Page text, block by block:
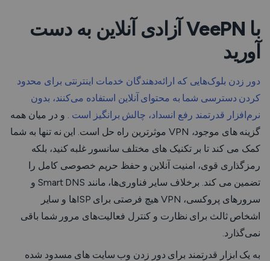
با VeePN آزادی آنلاین به دست
آورید
دور زدن بلوک‌هایی که ارائه‌دهندگان خدمات اینترنتی برای محدود
کردن دسترسی شما به محتوای آنلاین استفاده می‌کنند، بدون
نرم‌افزار قدرتمند رفع انسداد، چالش برانگیز است . و در میان همه
گزینه های موجود، VPN موثرترین راه حل است. این نه تنها به شما
کمک می کند تا بر تکنیک های مختلف سانسور غلبه کنید، بلکه
رمزگذاری قوی، امنیت آنلاین و حفظ حریم خصوصی کامل را
تضمین می کند. برخلاف سایر فناوری‌ها، مانند Smart DNS و
سرورهای پروکسی، VPN هیچ فرصتی برای ISPها و سایر
اشخاص ثالث برای نظارت و کنترل فعالیت‌های مرور شما باقی
نمی‌گذارد.
به یک ابزار قدرتمند برای دور زدن وب سایت های مسدود شده